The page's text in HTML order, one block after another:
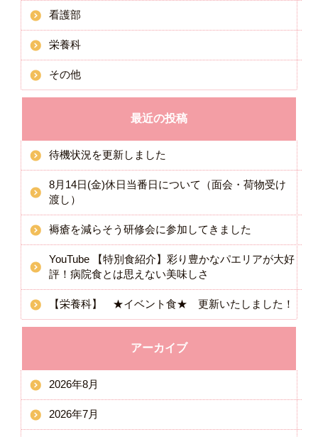
看護部
栄養科
その他
最近の投稿
待機状況を更新しました
8月14日(金)休日当番日について（面会・荷物受け
渡し）
褥瘡を減らそう研修会に参加してきました
YouTube 【特別食紹介】彩り豊かなパエリアが大好
評！病院食とは思えない美味しさ
【栄養科】 ★イベント食★ 更新いたしました！
アーカイブ
2026年8月
2026年7月